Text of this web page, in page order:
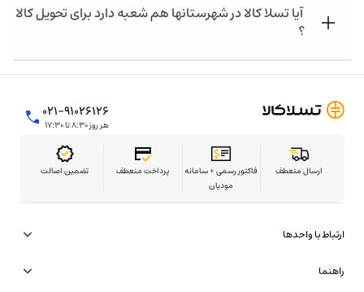
آیا تسلا کالا در شهرستانها هم شعبه دارد برای تحویل کالا
؟
۰۲۱-۹۱۰۲۶۱۲۶
هر روز ۸:۳۰ تا ۱۷:۳۰
تضمین اصالت پرداخت منعطف
فاکتور رسمی + سامانه
مودیان
ارسال منعطف
راهنما
ارتباط با واحدها
همکاری در تامین